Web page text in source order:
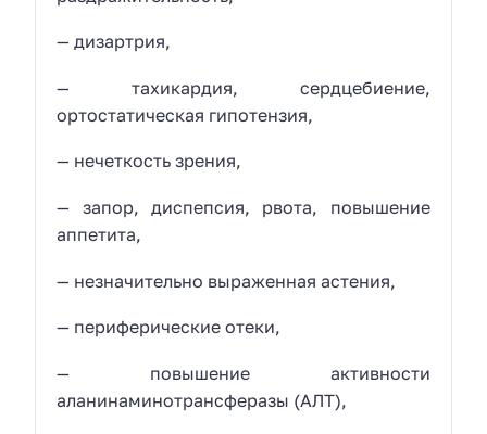
— дизартрия,
— тахикардия, сердцебиение,
ортостатическая гипотензия,
— нечеткость зрения,
— запор, диспепсия, рвота, повышение
аппетита,
— незначительно выраженная астения,
— периферические отеки,
— повышение активности
аланинаминотрансферазы (АЛТ),